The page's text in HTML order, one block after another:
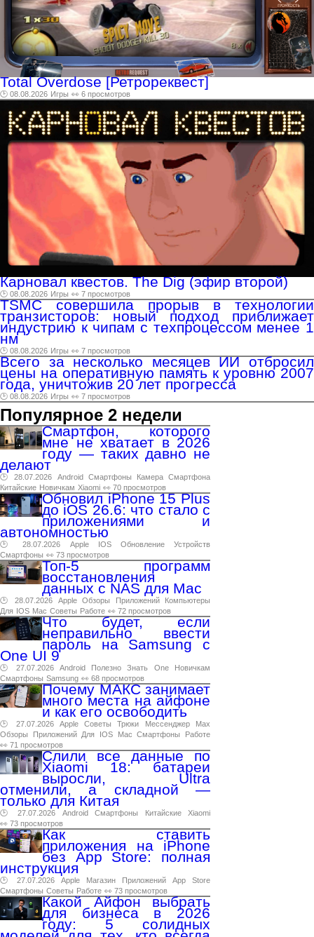
Total Overdose [Ретрореквест]
🕑 08.08.2026 Игры 👀 6 просмотров
Карновал квестов. The Dig (эфир второй)
🕑 08.08.2026 Игры 👀 7 просмотров
TSMC совершила прорыв в технологии
транзисторов: новый подход приближает
индустрию к чипам с техпроцессом менее 1
нм
🕑 08.08.2026 Игры 👀 7 просмотров
Всего за несколько месяцев ИИ отбросил
цены на оперативную память к уровню 2007
года, уничтожив 20 лет прогресса
🕑 08.08.2026 Игры 👀 7 просмотров
Популярное 2 недели
Смартфон, которого
мне не хватает в 2026
году — таких давно не
делают
🕑 28.07.2026 Android Смартфоны Камера Смартфона
Китайские Новичкам Xiaomi 👀 70 просмотров
Обновил iPhone 15 Plus
до iOS 26.6: что стало с
приложениями и
автономностью
🕑 28.07.2026 Apple IOS Обновление
Устройств
Смартфоны 👀 73 просмотров
Топ-5 программ
восстановления
данных с NAS для Mac
🕑 28.07.2026 Apple Обзоры Приложений
Компьютеры
Для IOS Mac Советы Работе 👀 72 просмотров
Что будет, если
неправильно ввести
пароль на Samsung с
One UI 9
🕑 27.07.2026 Android Полезно Знать One
Новичкам
Смартфоны Samsung 👀 68 просмотров
Почему МАКС занимает
много места на айфоне
и как его освободить
🕑 27.07.2026 Apple Советы Трюки Мессенджер
Max
Обзоры
Приложений Для IOS Mac Смартфоны
Работе
👀 71 просмотров
Слили все данные по
Xiaomi 18: батареи
выросли, Ultra
отменили, а складной —
только для Китая
🕑 27.07.2026 Android Смартфоны Китайские
Xiaomi
👀 73 просмотров
Как ставить
приложения на iPhone
без App Store: полная
инструкция
🕑 27.07.2026 Apple Магазин Приложений App
Store
Смартфоны Советы Работе 👀 73 просмотров
Какой Айфон выбрать
для бизнеса в 2026
году: 5 солидных